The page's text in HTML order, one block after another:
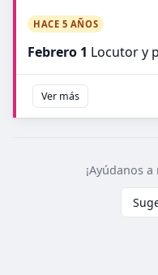
HACE 5 AÑOS
Febrero 1 Locutor y
Ver más
¡Ayúdanos